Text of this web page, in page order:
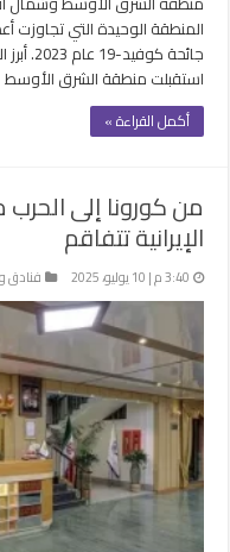
المنطقة الوحيدة التي تجاوزت
جائحة
استقبلت منطقة الشرق الأوسط 87.1 …
أكمل القراءة »
من كورونا إلى الحرب
الإيرانية تتفاقم
3:40 م | 10 يوليو، 2025 فنادق